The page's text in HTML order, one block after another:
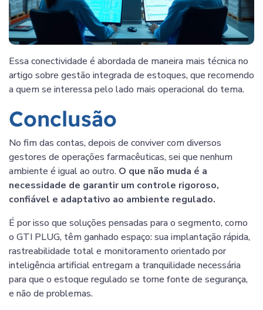
Essa conectividade é abordada de maneira mais técnica no
artigo sobre gestão integrada de estoques, que recomendo
a quem se interessa pelo lado mais operacional do tema.
Conclusão
No fim das contas, depois de conviver com diversos
gestores de operações farmacêuticas, sei que nenhum
ambiente é igual ao outro. O que não muda é a
necessidade de garantir um controle rigoroso,
confiável e adaptativo ao ambiente regulado.
É por isso que soluções pensadas para o segmento, como
o GTI PLUG, têm ganhado espaço: sua implantação rápida,
rastreabilidade total e monitoramento orientado por
inteligência artificial entregam a tranquilidade necessária
para que o estoque regulado se torne fonte de segurança,
e não de problemas.